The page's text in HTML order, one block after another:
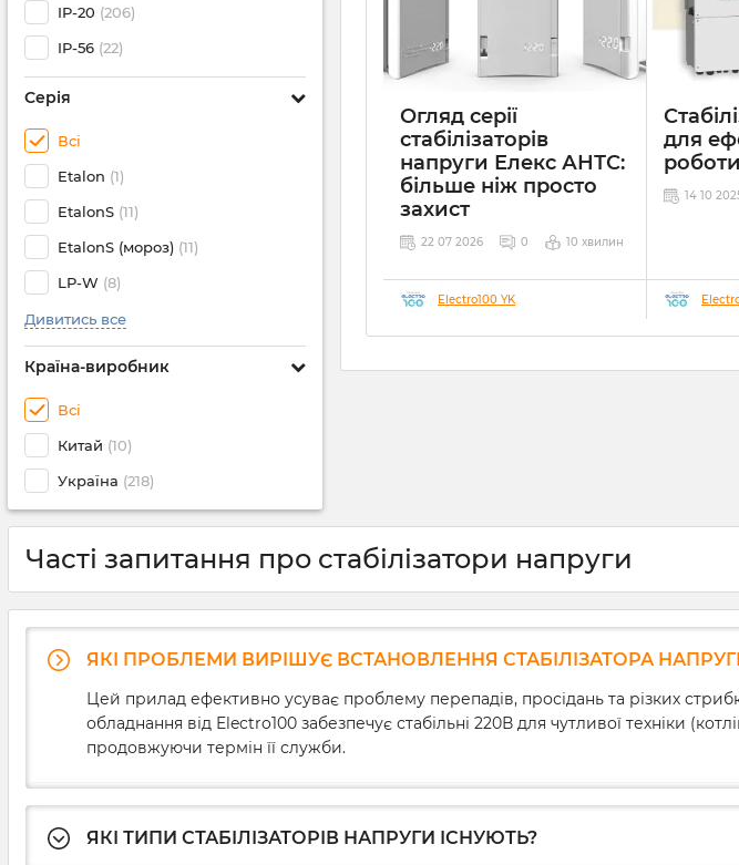
IP-20 (206)
IP-56 (22)
Серія
Всі
Etalon (1)
EtalonS (11)
EtalonS (мороз) (11)
LP-W (8)
Дивитись все
Країна-виробник
Всі
Китай (10)
Україна (218)
Огляд серії
стабілізаторів
напруги Елекс АНТС:
більше ніж просто
захист
22 07 2026 0 10 хвилин
Electro100 YK
для
14 10
Часті запитання про стабілізатори напруги
ЯКІ ПРОБЛЕМИ ВИРІШУЄ ВСТАНОВЛЕННЯ СТАБІЛІЗАТОРА
Цей прилад ефективно усуває проблему перепадів, просідань та різких
обладнання від Electro100 забезпечує стабільні 220В для чутливої техніки
продовжуючи термін її служби.
ЯКІ ТИПИ СТАБІЛІЗАТОРІВ НАПРУГИ ІСНУЮТЬ?